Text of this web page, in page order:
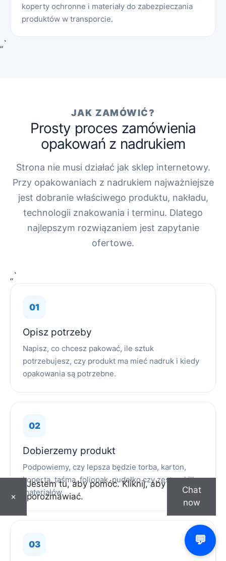
koperty ochronne i materiały do zabezpieczania
produktów w transporcie.
„`
JAK ZAMÓWIĆ?
Prosty proces zamówienia
opakowań z nadrukiem
Strona nie musi działać jak sklep internetowy.
Przy opakowaniach z nadrukiem najważniejsze
jest dobranie właściwego produktu, nakładu,
technologii znakowania i terminu. Dlatego
najlepszym rozwiązaniem jest zapytanie
ofertowe.
„`
Opisz potrzeby
Napisz, co chcesz pakować, ile sztuk
potrzebujesz, czy produkt ma mieć nadruk i kiedy
opakowania są potrzebne.
Dobierzemy produkt
Podpowiemy, czy lepsza będzie torba, karton,
koperta, taśma, foliopak, pudełko czy zestaw kilku
materiałów.
×
Jestem tu, aby pomóc. Kliknij, aby
porozmawiać.
Chat
now